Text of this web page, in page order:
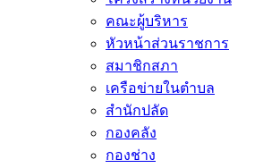
คณะผู้บริหาร
หัวหน้าส่วนราชการ
สมาชิกสภา
เครือข่ายในตำบล
สำนักปลัด
กองคลัง
กองช่าง